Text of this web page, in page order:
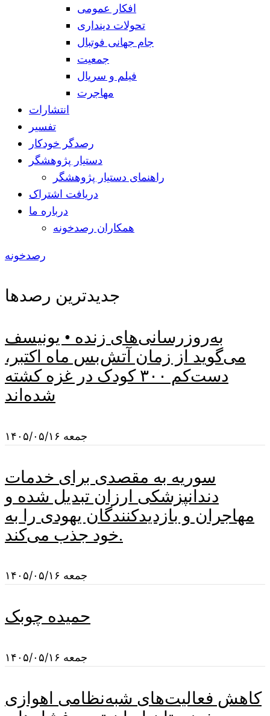
افکار عمومی
تحولات دینداری
جام جهانی فوتبال
جمعیت
فیلم و سریال
مهاجرت
انتشارات
تفسیر
رصدگر خودکار
دستیار پژوهشگر
راهنمای دستیار پژوهشگر
دریافت اشتراک
درباره ما
همکاران رصدخونه
رصدخونه
جدیدترین رصدها
به‌روزرسانی‌های زنده • یونیسف
می‌گوید از زمان آتش‌بس ماه اکتبر،
دست‌کم ۳۰۰ کودک در غزه کشته
شده‌اند
جمعه ۱۴۰۵/۰۵/۱۶
سوریه به مقصدی برای خدمات
دندانپزشکی ارزان تبدیل شده و
مهاجران و بازدیدکنندگان یهودی را به
خود جذب می‌کند.
جمعه ۱۴۰۵/۰۵/۱۶
حمیده چوبک
جمعه ۱۴۰۵/۰۵/۱۶
کاهش فعالیت‌های شبه‌نظامی اهوازی